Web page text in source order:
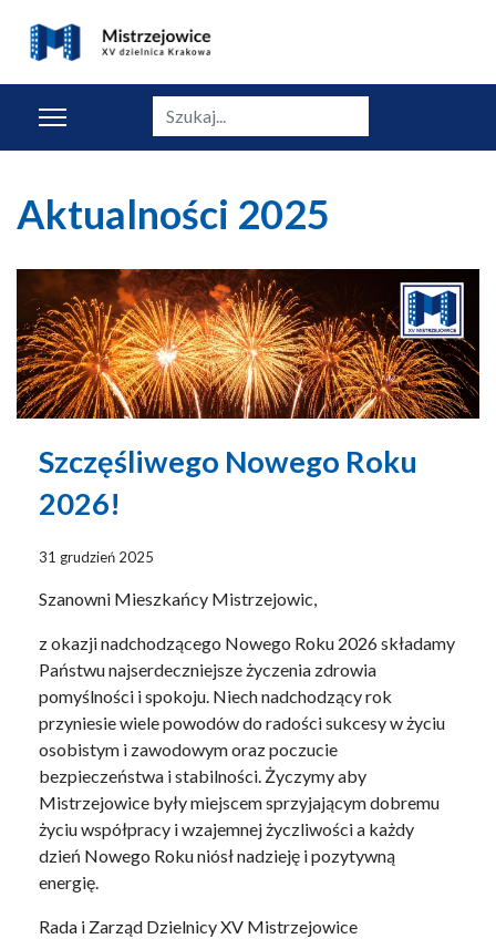
Szukaj
Aktualności 2025
Szczęśliwego Nowego Roku
2026!
31 grudzień 2025
Szanowni Mieszkańcy Mistrzejowic,
z okazji nadchodzącego Nowego Roku 2026 składamy
Państwu najserdeczniejsze życzenia zdrowia
pomyślności i spokoju. Niech nadchodzący rok
przyniesie wiele powodów do radości sukcesy w życiu
osobistym i zawodowym oraz poczucie
bezpieczeństwa i stabilności. Życzymy aby
Mistrzejowice były miejscem sprzyjającym dobremu
życiu współpracy i wzajemnej życzliwości a każdy
dzień Nowego Roku niósł nadzieję i pozytywną
energię.
Rada i Zarząd Dzielnicy XV Mistrzejowice